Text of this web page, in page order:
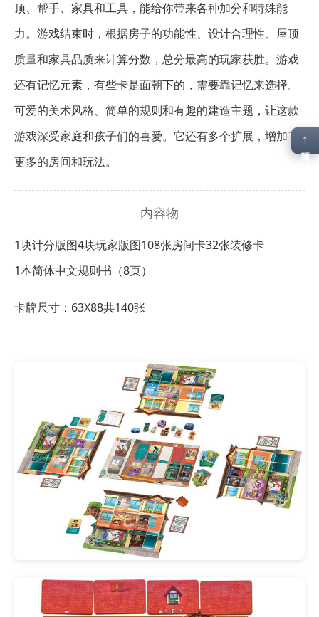
顶、帮手、家具和工具，能给你带来各种加分和特殊能
力。游戏结束时，根据房子的功能性、设计合理性、屋顶
质量和家具品质来计算分数，总分最高的玩家获胜。游戏
还有记忆元素，有些卡是面朝下的，需要靠记忆来选择。
可爱的美术风格、简单的规则和有趣的建造主题，让这款
游戏深受家庭和孩子们的喜爱。它还有多个扩展，增加了
更多的房间和玩法。
内容物
1块计分版图4块玩家版图108张房间卡32张装修卡
1本简体中文规则书（8页）
卡牌尺寸：63X88共140张
↑